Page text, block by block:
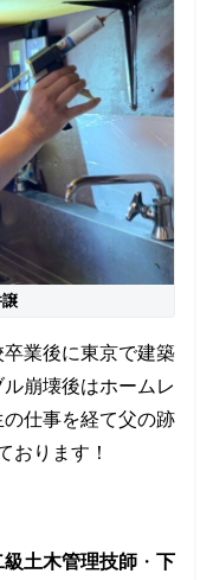
業後に東京で建築
崩壊後はホームレ
仕事を経て父の跡
おります！
級土木管理技師 ・ 下